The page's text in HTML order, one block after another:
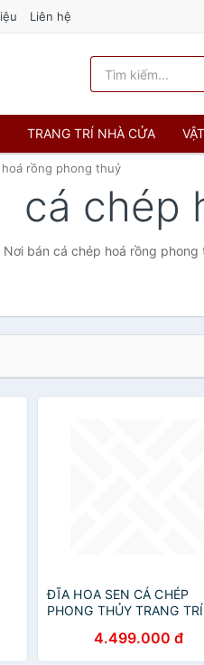
Liên hệ
TRANG TRÍ NHÀ CỬA
rồng phong thuỷ
cá chép
Nơi bán cá chép hoá rồng
ĐĨA HOA SEN CÁ CHÉP
PHONG THỦY TRANG TRÍ
62×50×14CM4.499.000 đ